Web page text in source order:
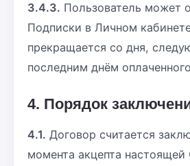
3.4.3. Пользователь может
Подписки в Личном
прекращается со дня,
последним днём
4. Порядок
4.1. Договор считается
момента акцепта